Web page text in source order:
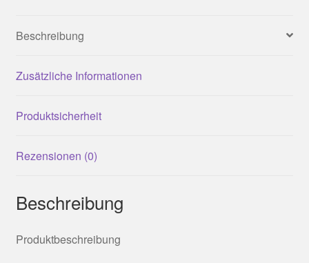
Beschreibung
Zusätzliche Informationen
Produktsicherheit
Rezensionen (0)
Beschreibung
Produktbeschreibung